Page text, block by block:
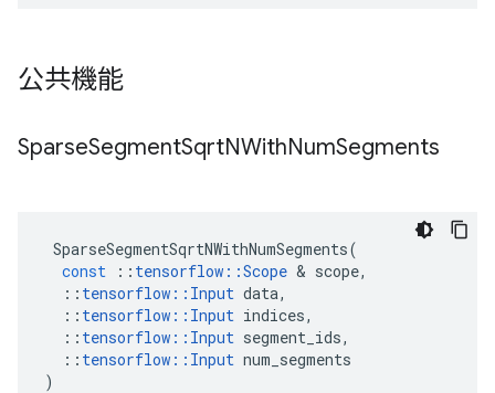
公共機能
SparseSegmentSqrtNWithNumSegments
SparseSegmentSqrtNWithNumSegments(
const
:: tensorflow ::Scope & scope,
:: tensorflow :: Input data,
:: tensorflow :: Input indices,
:: tensorflow :: Input segment_ids,
:: tensorflow :: Input num_segments
)